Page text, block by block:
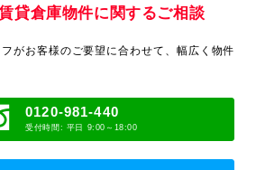
貸倉庫物件に関するご相談
がお客様のご要望に合わせて、 幅広く物件
0120-981-440
受付時間: 平日 9:00～18:00